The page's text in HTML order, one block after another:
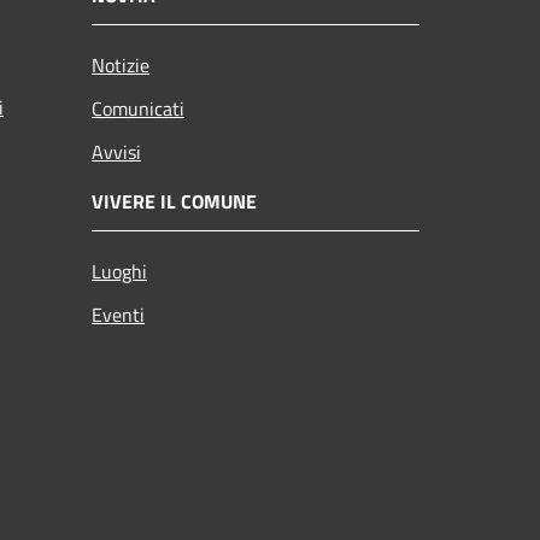
Notizie
Comunicati
Avvisi
VIVERE IL COMUNE
Luoghi
Eventi